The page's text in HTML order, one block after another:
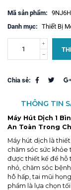
Mã sản phẩm:
Danh mục: Thiết Bị
Chia sẻ:
THÔNG TIN
Máy Hút Dịch 1
An Toàn Trong
Máy hút dịch là
chăm sóc sức khỏe
được thiết kế để hỗ
nhỏ, chăm sóc
hô hấp, tai mũi
phẩm là lựa chọn